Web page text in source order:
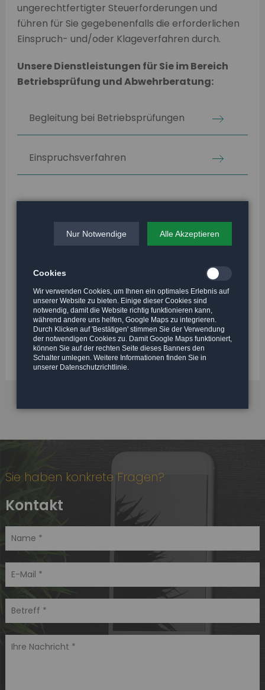
ungerechtfertigter Steuerforderungen und
führen für Sie gegebenenfalls die erforderlichen
Einspruch- und/oder Klageverfahren durch.
Unsere Dienstleistungen für Sie im Bereich
Betriebsprüfung und Abwehrberatung:
Begleitung bei Betriebsprüfungen
Einspruchsverfahren
in Zusammenarbeit mit unseren Rechtsanwälten
Klageverfahren vor den Finanzgerichten
Steuerstrafverfahren
Bevor Sie in Panik verfallen - Kontaktieren Sie
uns!
Sie haben konkrete Fragen?
Kontakt
Nur Notwendige Alle Akzeptieren
Cookies
Wir verwenden Cookies, um Ihnen ein optimales Erlebnis auf
unserer Website zu bieten. Einige dieser Cookies sind
notwendig, damit die Website richtig funktionieren kann,
während andere uns helfen, Google Maps zu integrieren.
Durch Klicken auf 'Bestätigen' stimmen Sie der Verwendung
der notwendigen Cookies zu. Damit Google Maps funktioniert,
können Sie auf der rechten Seite dieses Banners den
Schalter umlegen. Weitere Informationen finden Sie in
unserer Datenschutzrichtlinie.